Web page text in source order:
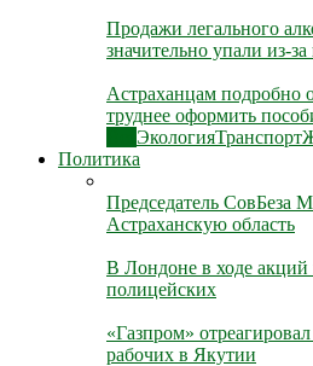
Продажи легального
значительно упали из-
Астраханцам подробно
труднее оформить
ЭкологияТранспорт
Политика
Председатель СовБеза
Астраханскую область
В Лондоне в ходе акций
полицейских
«Газпром»
рабочих в Якутии